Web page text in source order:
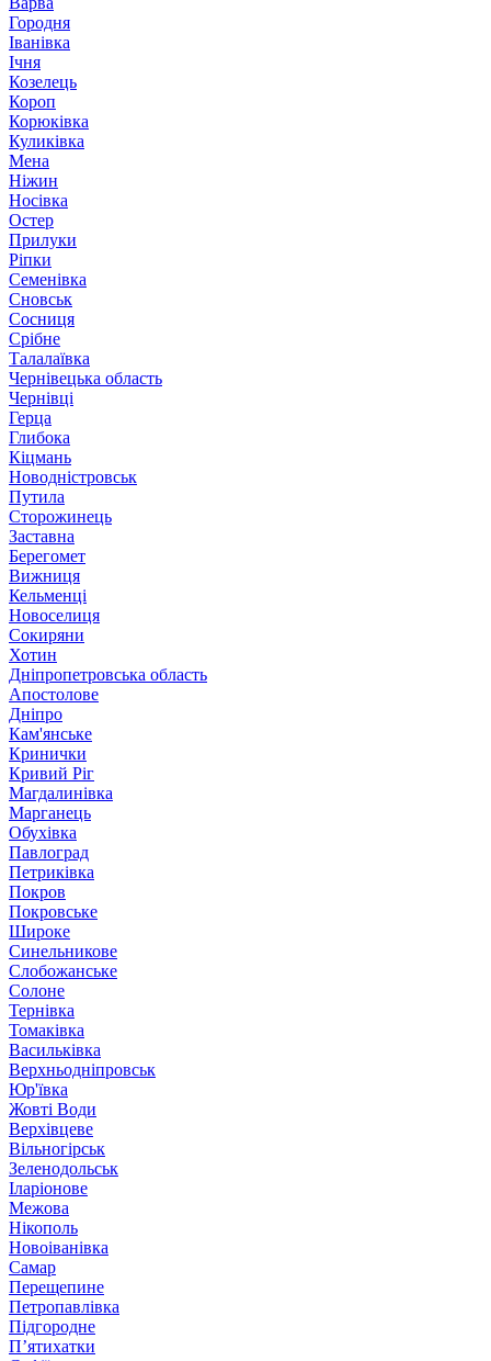
Городня
Іванівка
Ічня
Козелець
Короп
Корюківка
Куликівка
Мена
Ніжин
Носівка
Остер
Прилуки
Ріпки
Семенівка
Сновськ
Сосниця
Срібне
Талалаївка
Чернівецька область
Чернівці
Герца
Глибока
Кіцмань
Новодністровськ
Путила
Сторожинець
Заставна
Берегомет
Вижниця
Кельменці
Новоселиця
Сокиряни
Хотин
Дніпропетровська область
Апостолове
Дніпро
Кам'янське
Кринички
Кривий Ріг
Магдалинівка
Марганець
Обухівка
Павлоград
Петриківка
Покров
Покровське
Широке
Синельникове
Слобожанське
Солоне
Тернівка
Томаківка
Васильківка
Верхньодніпровськ
Юр'ївка
Жовті Води
Верхівцеве
Вільногірськ
Зеленодольськ
Іларіонове
Межова
Нікополь
Новоіванівка
Самар
Перещепине
Петропавлівка
Підгородне
П’ятихатки